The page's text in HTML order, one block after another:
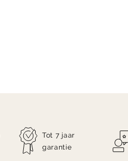
Tot 7 jaar
garantie